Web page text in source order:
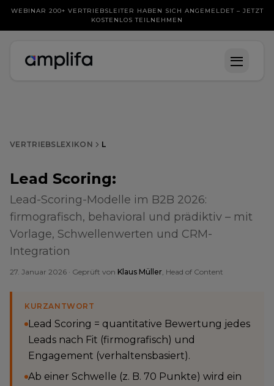
WEBINAR 200+ VERTRIEBSLEITER HABEN SICH ANGEMELDET – JETZT
KOSTENLOS TEILNEHMEN
VERTRIEBSLEXIKON L
Lead Scoring:
Lead-Scoring-Modelle im B2B 2026:
firmografisch, behavioral und prädiktiv – mit
Vorlage, Schwellenwerten und CRM-
Integration
27. Januar 2026 · Geprüft von Klaus Müller, Head of Content
KURZANTWORT
Lead Scoring = quantitative Bewertung jedes
Leads nach Fit (firmografisch) und
Engagement (verhaltensbasiert).
Ab einer Schwelle (z. B. 70 Punkte) wird ein